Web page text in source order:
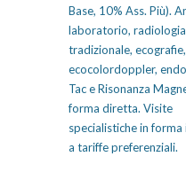
Base, 10% Ass. Più).
laboratorio, radiologia
tradizionale, ecografie,
ecocolordoppler,
Tac e Risonanza
forma diretta. Visite
specialistiche in
a tariffe preferenziali.